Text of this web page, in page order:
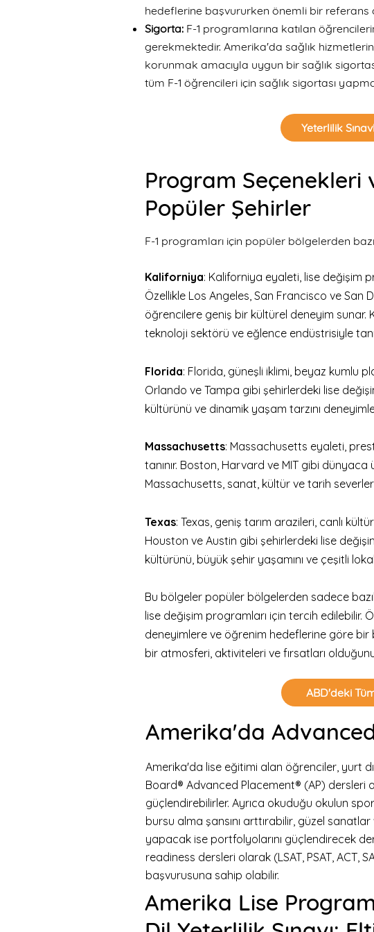
hedeflerine başvururken önemli bir referans
Sigorta: F-1 programlarına katılan
gerekmektedir. Amerika'da sağlık
korunmak amacıyla uygun bir sağlık
tüm F-1 öğrencileri için sağlık sigortası
Yeterlilik
Program Seçenekleri
Popüler Şehirler
F-1 programları için popüler bölgelerden
Kaliforniya: Kaliforniya eyaleti, lise değişim
Özellikle Los Angeles, San Francisco ve San
öğrencilere geniş bir kültürel deneyim sunar.
teknoloji sektörü ve eğlence endüstrisiyle
Florida: Florida, güneşli iklimi, beyaz kumlu
Orlando ve Tampa gibi şehirlerdeki lise
kültürünü ve dinamik yaşam tarzını
Massachusetts: Massachusetts eyaleti,
tanınır. Boston, Harvard ve MIT gibi
Massachusetts, sanat, kültür ve tarih
Texas: Texas, geniş tarım arazileri, canlı
Houston ve Austin gibi şehirlerdeki lise
kültürünü, büyük şehir yaşamını ve çeşitli
Bu bölgeler popüler bölgelerden sadece
lise değişim programları için tercih edilebilir.
deneyimlere ve öğrenim hedeflerine göre
bir atmosferi, aktiviteleri ve fırsatları
ABD'deki
Amerika'da
Amerika'da lise eğitimi alan öğrenciler, yurt
Board® Advanced Placement® (AP) dersleri
güçlendirebilirler. Ayrıca okuduğu okulun
bursu alma şansını arttırabilir, güzel
yapacak ise portfolyolarını güçlendirecek
readiness dersleri olarak (LSAT, PSAT, ACT,
başvurusuna sahip olabilir.
Amerika Lise